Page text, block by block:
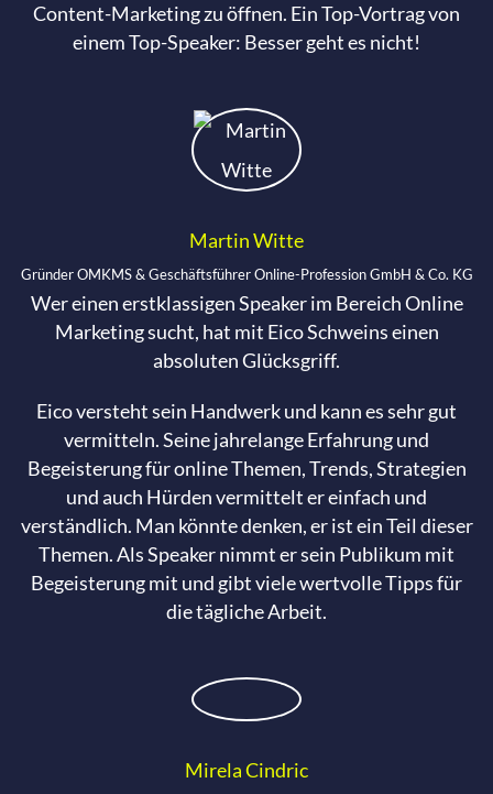
Content-Marketing zu öffnen. Ein Top-Vortrag von
einem Top-Speaker: Besser geht es nicht!
Martin Witte
Gründer OMKMS & Geschäftsführer Online-Profession GmbH & Co. KG
Wer einen erstklassigen Speaker im Bereich Online
Marketing sucht, hat mit Eico Schweins einen
absoluten Glücksgriff.
Eico versteht sein Handwerk und kann es sehr gut
vermitteln. Seine jahrelange Erfahrung und
Begeisterung für online Themen, Trends, Strategien
und auch Hürden vermittelt er einfach und
verständlich. Man könnte denken, er ist ein Teil dieser
Themen. Als Speaker nimmt er sein Publikum mit
Begeisterung mit und gibt viele wertvolle Tipps für
die tägliche Arbeit.
Mirela Cindric